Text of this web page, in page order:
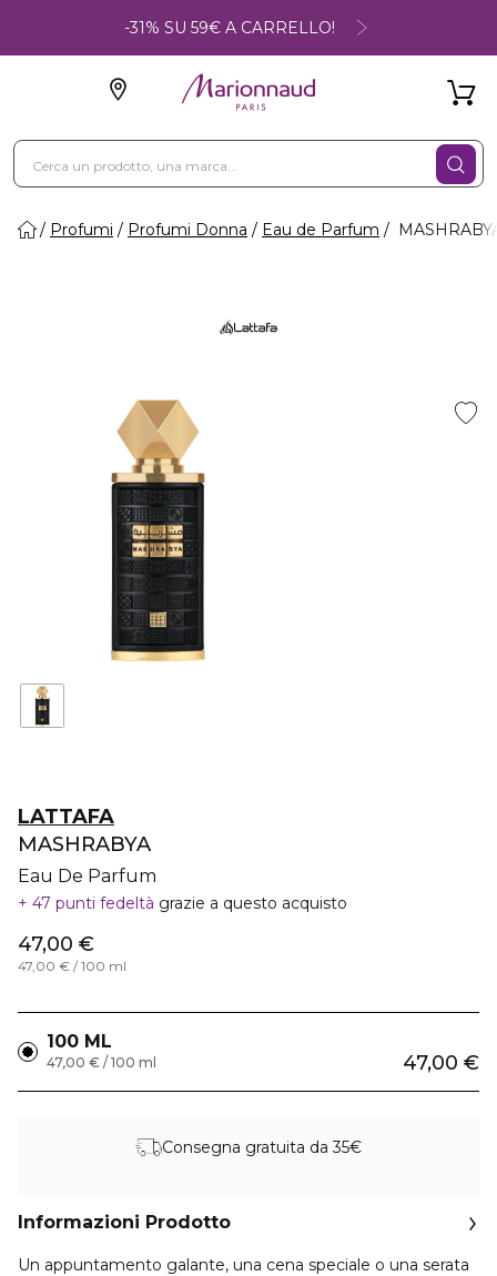
-31% SU 59€ A CARRELLO!
Profumi Profumi Donna Eau de Parfum
LATTAFA
MASHRABYA
Eau De Parfum
47 punti fedeltà grazie a questo acquisto
47,00 €
47,00 € / 100 ml
100 ML
47,00 €
47,00 € / 100 ml
Consegna gratuita da 35€
Informazioni Prodotto
Un appuntamento galante, una cena speciale o una serata